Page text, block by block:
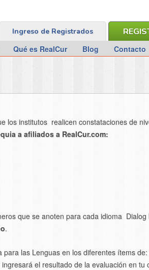
Ingreso de Registrados
Qué es RealCur Blog Contacto
los institutos realicen constataciones de
a afiliados a RealCur.com:
que se anoten para cada idioma Dialog
.
las Lenguas en los diferentes ítems
el resultado de la evaluación en tu